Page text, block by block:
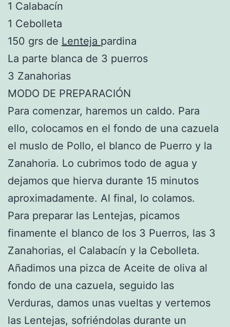
1 Calabacín
1 Cebolleta
150 grs de Lenteja pardina
La parte blanca de 3 puerros
3 Zanahorias
MODO DE PREPARACIÓN
Para comenzar, haremos un caldo. Para
ello, colocamos en el fondo de una cazuela
el muslo de Pollo, el blanco de Puerro y la
Zanahoria. Lo cubrimos todo de agua y
dejamos que hierva durante 15 minutos
aproximadamente. Al final, lo colamos.
Para preparar las Lentejas, picamos
finamente el blanco de los 3 Puerros, las 3
Zanahorias, el Calabacín y la Cebolleta.
Añadimos una pizca de Aceite de oliva al
fondo de una cazuela, seguido las
Verduras, damos unas vueltas y vertemos
las Lentejas, sofriéndolas durante un